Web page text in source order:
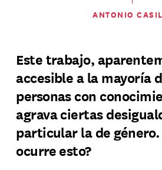
ANTONIO
Este trabajo,
accesible a la mayoría
personas con
agrava ciertas
particular la de género.
ocurre esto?